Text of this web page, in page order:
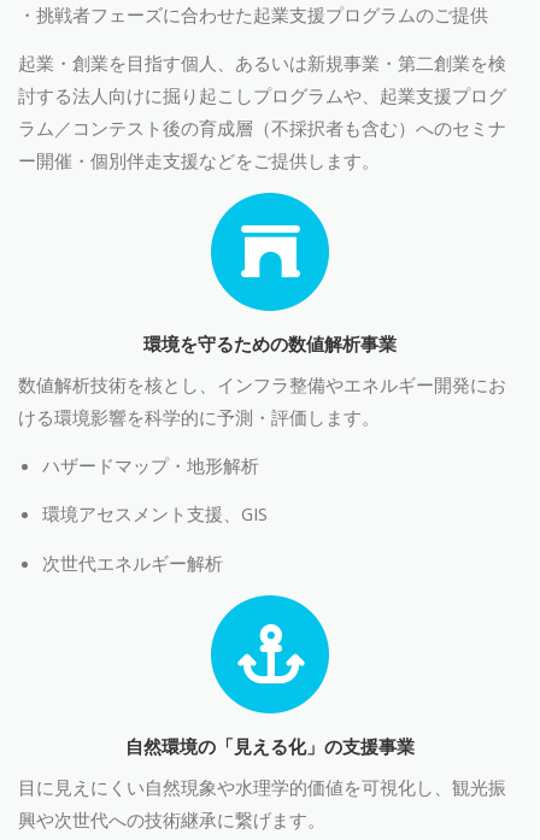
・挑戦者フェーズに合わせた起業支援プログラムのご提供
起業・創業を目指す個人、あるいは新規事業・第二創業を検
討する法人向けに掘り起こしプログラムや、起業支援プログ
ラム／コンテスト後の育成層（不採択者も含む）へのセミナ
ー開催・個別伴走支援などをご提供します。
環境を守るための数値解析事業
数値解析技術を核とし、インフラ整備やエネルギー開発にお
ける環境影響を科学的に予測・評価します。
ハザードマップ・地形解析
環境アセスメント支援、GIS
次世代エネルギー解析
自然環境の「見える化」の支援事業
目に見えにくい自然現象や水理学的価値を可視化し、観光振
興や次世代への技術継承に繋げます。